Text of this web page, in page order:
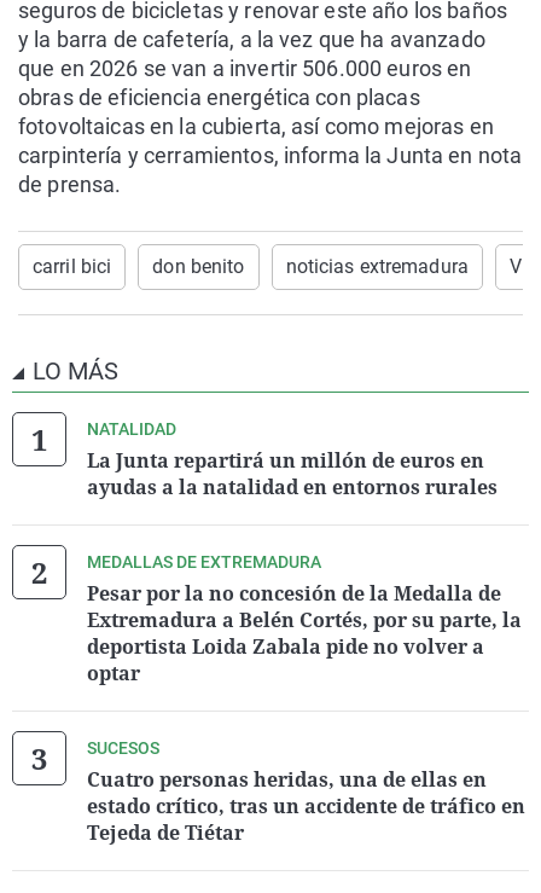
seguros de bicicletas y renovar este año los baños
y la barra de cafetería, a la vez que ha avanzado
que en 2026 se van a invertir 506.000 euros en
obras de eficiencia energética con placas
fotovoltaicas en la cubierta, así como mejoras en
carpintería y cerramientos, informa la Junta en nota
de prensa.
carril bici don benito noticias extremadura
LO MÁS
NATALIDAD
La Junta repartirá un millón de euros en
ayudas a la natalidad en entornos rurales
MEDALLAS DE EXTREMADURA
Pesar por la no concesión de la Medalla de
Extremadura a Belén Cortés, por su parte, la
deportista Loida Zabala pide no volver a
optar
SUCESOS
Cuatro personas heridas, una de ellas en
estado crítico, tras un accidente de tráfico en
Tejeda de Tiétar